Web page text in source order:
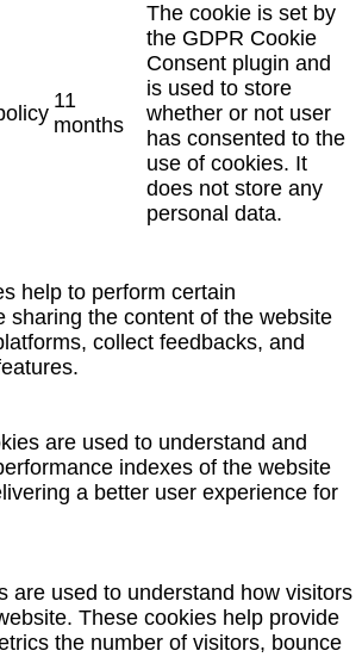
11
months
The cookie is set by
the GDPR Cookie
Consent plugin and
is used to store
whether or not user
has consented to the
use of cookies. It
does not store any
personal data.
help to perform certain
sharing the content of the website
collect feedbacks, and
are used to understand and
indexes of the website
a better user experience for
are used to understand how visitors
These cookies help provide
the number of visitors, bounce